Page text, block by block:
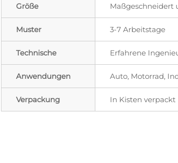
Größe Maßgeschneidert
Muster 3-7 Arbeitstage
Technische Erfahrene
Anwendungen Auto, Motorrad,
Verpackung In Kisten verpackt